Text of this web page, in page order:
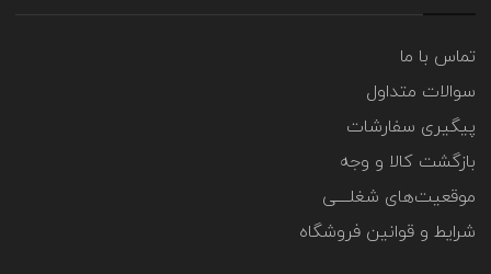
تماس با ما
سوالات متداول
پیگیری سفارشات
بازگشت کالا و وجه
موقعیت‌های شغلــــی
شرایط و قوانین فروشگاه